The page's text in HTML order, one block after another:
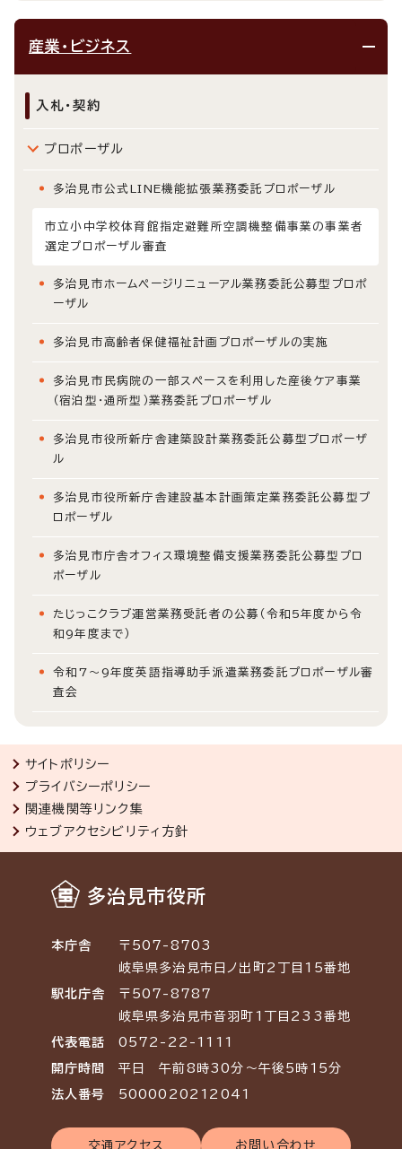
産業・ビジネス
入札・契約
プロポーザル
多治見市公式LINE機能拡張業務委託プロポーザル
市立小中学校体育館指定避難所空調機整備事業の事業者
選定プロポーザル審査
多治見市ホームページリニューアル業務委託公募型プロポ
ーザル
多治見市高齢者保健福祉計画プロポーザルの実施
多治見市民病院の一部スペースを利用した産後ケア事業
（宿泊型・通所型）業務委託プロポーザル
多治見市役所新庁舎建築設計業務委託公募型プロポーザ
ル
多治見市役所新庁舎建設基本計画策定業務委託公募型プ
ロポーザル
多治見市庁舎オフィス環境整備支援業務委託公募型プロ
ポーザル
たじっこクラブ運営業務受託者の公募（令和5年度から令
和9年度まで）
令和7～9年度英語指導助手派遣業務委託プロポーザル審
査会
サイトポリシー
プライバシーポリシー
関連機関等リンク集
ウェブアクセシビリティ方針
多治見市役所
本庁舎
〒507-8703
岐阜県多治見市日ノ出町2丁目15番地
駅北庁舎
〒507-8787
岐阜県多治見市音羽町1丁目233番地
代表電話 0572-22-1111
開庁時間 平日 午前8時30分～午後5時15分
法人番号 5000020212041
交通アクセス お問い合わせ